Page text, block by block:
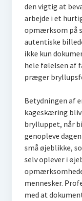
den vigtig at
arbejde i et
opmærksom på
autentiske
ikke kun
hele følelsen af
præger
Betydningen af
kageskæring
brylluppet, når
genopleve
små øjeblikke,
selv oplever i
mennesker.
med at